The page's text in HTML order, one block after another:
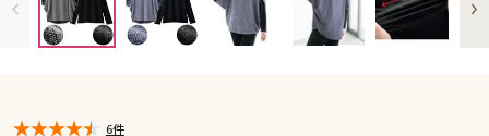
カタログ無料プレゼント
会員メニュー
閲覧履歴 6件